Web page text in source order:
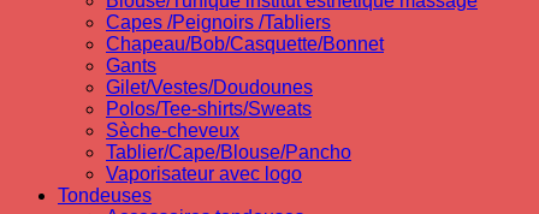
Capes /Peignoirs /Tabliers
Chapeau/Bob/Casquette/Bonnet
Gants
Gilet/Vestes/Doudounes
Polos/Tee-shirts/Sweats
Sèche-cheveux
Tablier/Cape/Blouse/Pancho
Vaporisateur avec logo
Tondeuses